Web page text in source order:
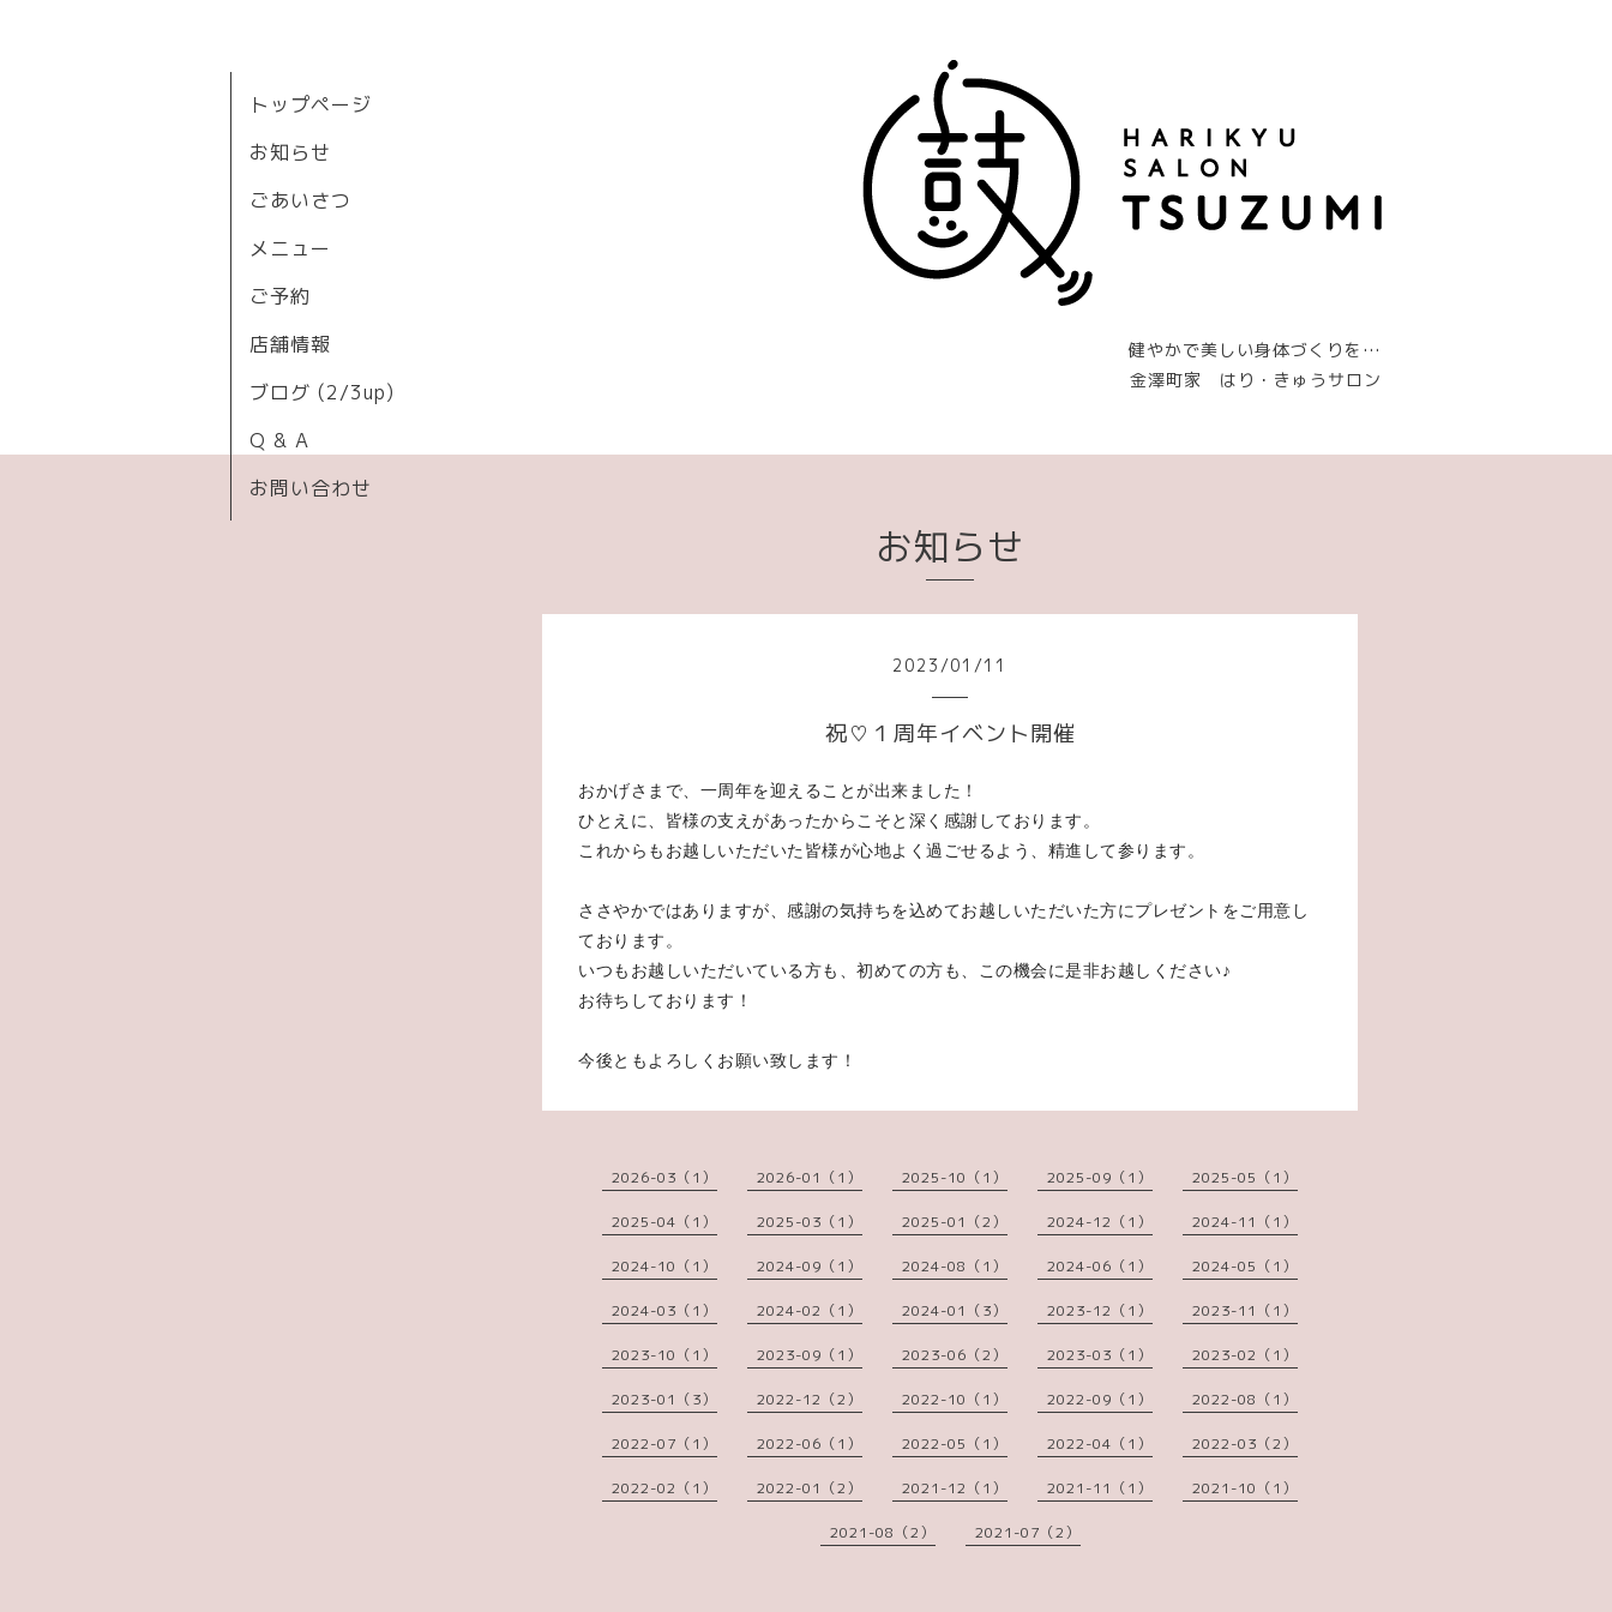
健やかで美しい身体づくりを…
金澤町家 はり・きゅうサロン
トップページ
お知らせ
ごあいさつ
メニュー
ご予約
店舗情報
ブログ (2/3up)
Q & A
お問い合わせ
お知らせ
2023 /01 /11
祝♡１周年イベント開催
おかげさまで、一周年を迎えることが出来ました！
ひとえに、皆様の支えがあったからこそと深く感謝しております。
これからもお越しいただいた皆様が心地よく過ごせるよう、精進して参ります。
ささやかではありますが、感謝の気持ちを込めてお越しいただいた方にプレゼントをご用意し
ております。
いつもお越しいただいている方も、初めての方も、この機会に是非お越しください♪
お待ちしております！
今後ともよろしくお願い致します！
2026-03（1） 2026-01（1） 2025-10（1） 2025-09（1） 2025-05（1）
2025-04（1） 2025-03（1） 2025-01（2） 2024-12（1） 2024-11（1）
2024-10（1） 2024-09（1） 2024-08（1） 2024-06（1） 2024-05（1）
2024-03（1） 2024-02（1） 2024-01（3） 2023-12（1） 2023-11（1）
2023-10（1） 2023-09（1） 2023-06（2） 2023-03（1） 2023-02（1）
2023-01（3） 2022-12（2） 2022-10（1） 2022-09（1） 2022-08（1）
2022-07（1） 2022-06（1） 2022-05（1） 2022-04（1） 2022-03（2）
2022-02（1） 2022-01（2） 2021-12（1） 2021-11（1） 2021-10（1）
2021-08（2） 2021-07（2）